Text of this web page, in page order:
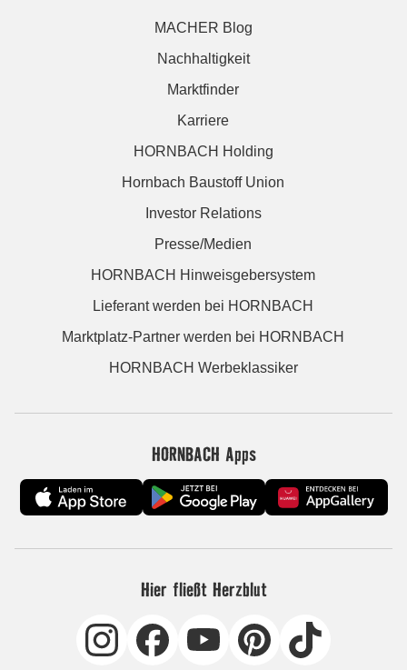
MACHER Blog
Nachhaltigkeit
Marktfinder
Karriere
HORNBACH Holding
Hornbach Baustoff Union
Investor Relations
Presse/Medien
HORNBACH Hinweisgebersystem
Lieferant werden bei HORNBACH
Marktplatz-Partner werden bei HORNBACH
HORNBACH Werbeklassiker
HORNBACH Apps
Hier fließt Herzblut